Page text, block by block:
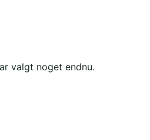
valgt noget endnu.